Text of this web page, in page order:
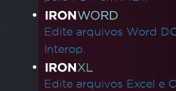
Edite arquivos Word
Interop.
Edite arquivos Excel e